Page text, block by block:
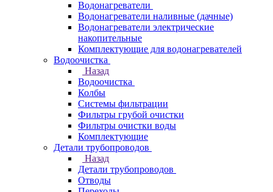
Водонагреватели
Водонагреватели наливные (дачные)
Водонагреватели электрические
накопительные
Комплектующие для водонагревателей
Водоочистка
Назад
Водоочистка
Колбы
Системы фильтрации
Фильтры грубой очистки
Фильтры очистки воды
Комплектующие
Детали трубопроводов
Назад
Детали трубопроводов
Отводы